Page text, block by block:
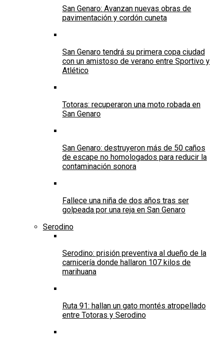
San Genaro: Avanzan nuevas obras de
pavimentación y cordón cuneta
San Genaro tendrá su primera copa ciudad
con un amistoso de verano entre Sportivo y
Atlético
Totoras: recuperaron una moto robada en
San Genaro
San Genaro: destruyeron más de 50 caños
de escape no homologados para reducir la
contaminación sonora
Fallece una niña de dos años tras ser
golpeada por una reja en San Genaro
Serodino
Serodino: prisión preventiva al dueño de la
carnicería donde hallaron 107 kilos de
marihuana
Ruta 91: hallan un gato montés atropellado
entre Totoras y Serodino